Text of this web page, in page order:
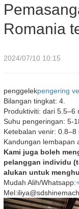
Romania
2024/07/10 10:15
penggelekpengering
Bilangan tingkat: 4.
Produktiviti: dari 5.5–6
Suhu pengeringan: 5-
Ketebalan venir: 0.8–8
Kandungan lembapan
Kami juga boleh
pelanggan individu
alukan untuk
Mudah Alih/Whatsapp: